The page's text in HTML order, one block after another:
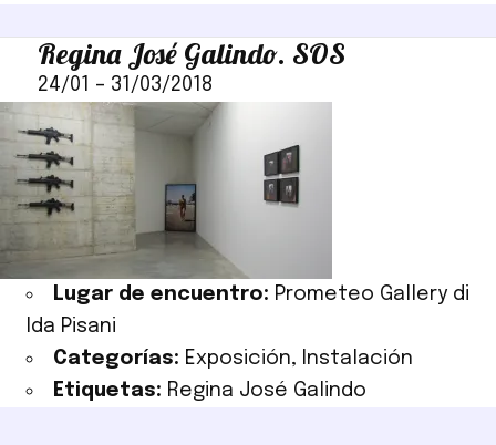
Regina José Galindo. SOS
24/01 – 31/03/2018
Lugar de encuentro: Prometeo Gallery di
Ida Pisani
Categorías: Exposición,
Instalación
Etiquetas: Regina José Galindo